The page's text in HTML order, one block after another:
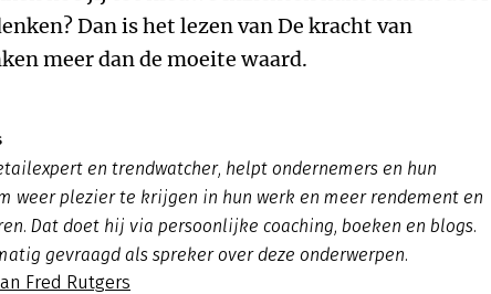
Dan is het lezen van De kracht van
meer dan de moeite waard.
en trendwatcher, helpt ondernemers en hun
weer plezier te krijgen in hun werk en meer rendement en
Dat doet hij via persoonlijke coaching, boeken en blogs.
gevraagd als spreker over deze onderwerpen.
Fred Rutgers